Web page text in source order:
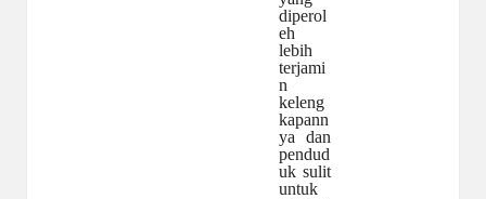
diperol
eh
lebih
terjami
n
keleng
kapann
ya dan
pendud
uk sulit
untuk